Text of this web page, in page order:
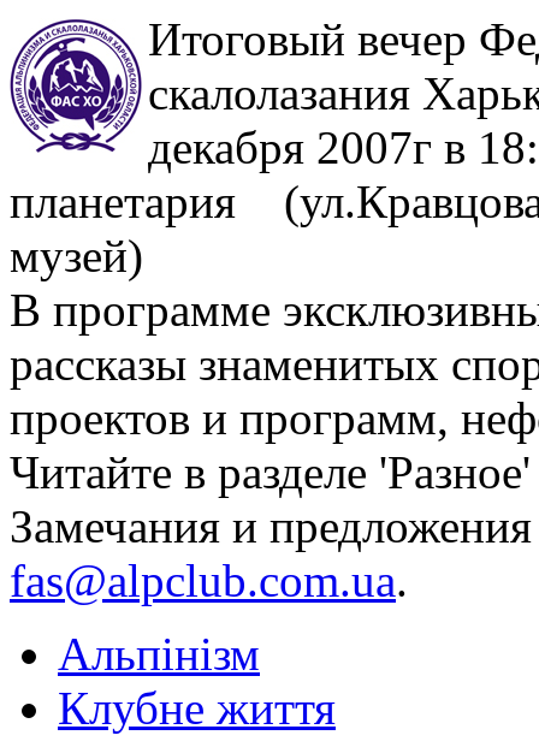
Итоговый вечер
скалолазания
декабря 2007г в
планетария
музей)
В программе
рассказы знаменитых
проектов и программ,
Читайте в разделе
Замечания и
fas@alpclub.com.ua.
Альпінізм
Клубне життя